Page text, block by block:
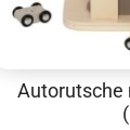
Autorutsche